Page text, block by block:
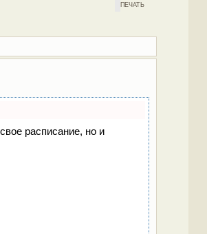
ПЕЧАТЬ
расписание, но и